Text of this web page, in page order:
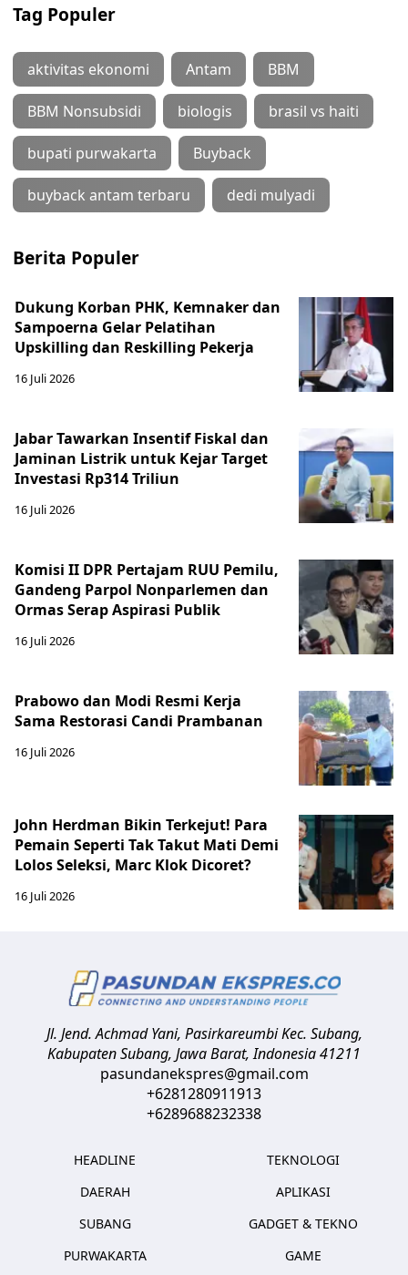
Tag Populer
aktivitas ekonomi Antam BBM
BBM Nonsubsidi biologis brasil vs haiti
bupati purwakarta Buyback
buyback antam terbaru dedi mulyadi
Berita Populer
Dukung Korban PHK, Kemnaker dan
Sampoerna Gelar Pelatihan
Upskilling dan Reskilling Pekerja
16 Juli 2026
Jabar Tawarkan Insentif Fiskal dan
Jaminan Listrik untuk Kejar Target
Investasi Rp314 Triliun
16 Juli 2026
Komisi II DPR Pertajam RUU Pemilu,
Gandeng Parpol Nonparlemen dan
Ormas Serap Aspirasi Publik
16 Juli 2026
Prabowo dan Modi Resmi Kerja
Sama Restorasi Candi Prambanan
16 Juli 2026
John Herdman Bikin Terkejut! Para
Pemain Seperti Tak Takut Mati Demi
Lolos Seleksi, Marc Klok Dicoret?
16 Juli 2026
Jl. Jend. Achmad Yani, Pasirkareumbi Kec. Subang,
Kabupaten Subang, Jawa Barat,Indonesia41211
pasundanekspres@gmail.com
+6281280911913
+6289688232338
HEADLINE
DAERAH
SUBANG
PURWAKARTA
TEKNOLOGI
APLIKASI
GADGET & TEKNO
GAME